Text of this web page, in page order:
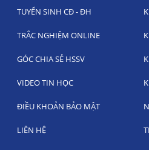
TUYỂN SINH CĐ - ĐH
TRẮC NGHIỆM ONLINE
GÓC CHIA SẺ HSSV
VIDEO TIN HỌC
ĐIỀU KHOẢN BẢO MẬT
LIÊN HỆ